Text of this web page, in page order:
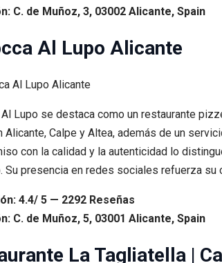
C. de Muñoz, 3, 03002 Alicante, Spain
Al Lupo Alicante
Lupo se destaca como un restaurante
Alicante, Calpe y Altea, además de un
con la calidad y la autenticidad lo
Su presencia en redes sociales refuerza su
4.4/ 5 — 2292 Reseñas
C. de Muñoz, 5, 03001 Alicante, Spain
La Tagliatella |